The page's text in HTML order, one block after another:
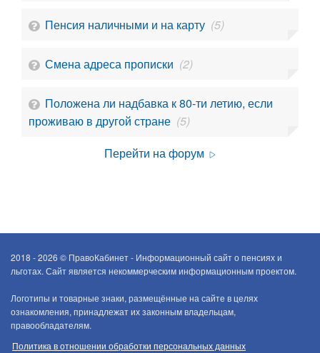
Пенсия наличными и на карту (5)
Смена адреса прописки (2)
Положена ли надбавка к 80-ти летию, если
проживаю в другой стране (5)
Перейти на форум
2018 - 2026 © ПравоКабинет - Информационный сайт о пенсиях и
льготах. Сайт является некоммерческим информационным проектом.
Логотипы и товарные знаки, размещённые на сайте в целях
ознакомления, принадлежат их законным владельцам,
правообладателям.
Политика в отношении обработки персональных данных